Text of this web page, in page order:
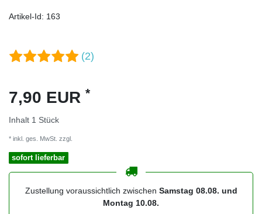
Artikel-Id: 163
(2)
7,90 EUR *
Inhalt 1 Stück
* inkl. ges. MwSt. zzgl.
sofort lieferbar
Zustellung voraussichtlich zwischen Samstag 08.08. und
Montag 10.08.